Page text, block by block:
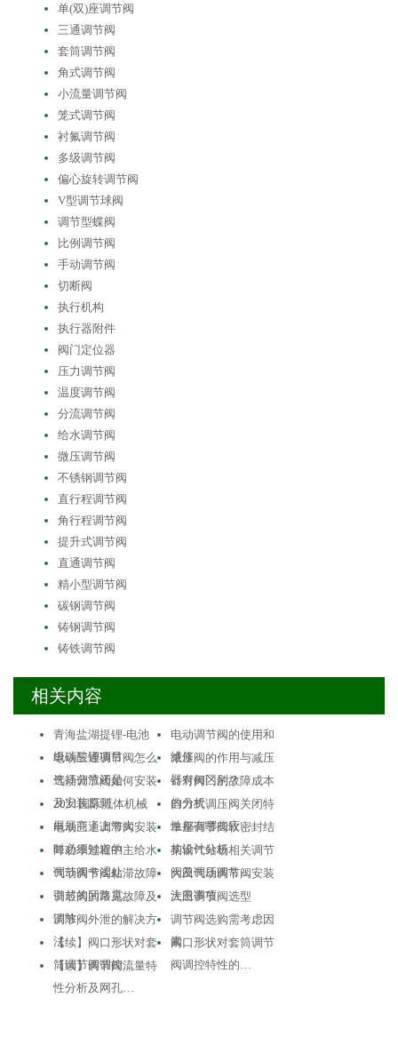
单(双)座调节阀
三通调节阀
套筒调节阀
角式调节阀
小流量调节阀
笼式调节阀
衬氟调节阀
多级调节阀
偏心旋转调节阀
V型调节球阀
调节型蝶阀
比例调节阀
手动调节阀
切断阀
执行机构
执行器附件
阀门定位器
压力调节阀
温度调节阀
分流调节阀
给水调节阀
微压调节阀
不锈钢调节阀
直行程调节阀
角行程调节阀
提升式调节阀
直通调节阀
精小型调节阀
碳钢调节阀
铸钢调节阀
铸铁调节阀
相关内容
青海盐湖提锂-电池
级碳酸锂项目
电动调节阀的使用和
维修
电动三通调节阀怎么
选择分流还是…
减压阀的作用与减压
器有何区别？
气动调节阀如何安装
及安装原则
针对阀门的故障成本
的分析
2021国际流体机械
展展商丨上海大…
自力式调压阀关闭特
性都有哪些应…
电动三通调节阀安装
时必须知道的…
单座调节阀软密封结
构设计分析
降功率过程中主给水
调节阀卡涩处…
某输气站场相关调节
阀及调压阀常…
气动调节阀粘滞故障
引起的回路震…
大田气动调节阀安装
注意事项
调节阀的常见故障及
消除
大田调节阀选型
调节阀外泄的解决方
法
调节阀选购需考虑因
素
【续】阀口形状对套
筒调节阀调控…
阀口形状对套筒调节
阀调控特性的…
【续】调节阀流量特
性分析及网孔…